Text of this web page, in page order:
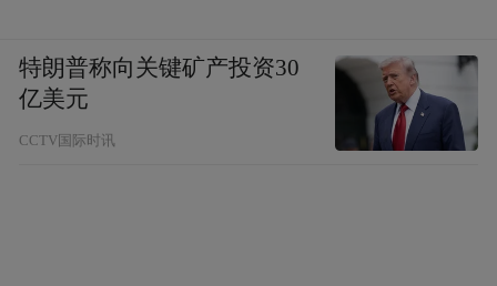
特朗普称向关键矿产投资30
亿美元
CCTV国际时讯